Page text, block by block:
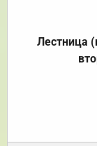
Лестница